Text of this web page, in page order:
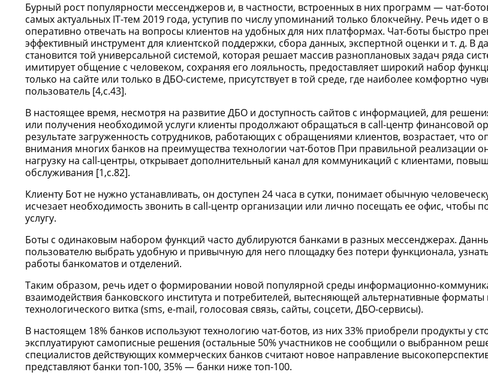
Бурный рост популярности мессенджеров и, в частности, встроенных в них программ — чат-
самых актуальных IT-тем 2019 года, уступив по числу упоминаний только блокчейну. Речь идет
оперативно отвечать на вопросы клиентов на удобных для них платформах. Чат-боты быстро
эффективный инструмент для клиентской поддержки, сбора данных, экспертной оценки и т. д. В
становится той универсальной системой, которая решает массив разноплановых задач ряда
имитирует общение с человеком, сохраняя его лояльность, предоставляет широкий набор
только на сайте или только в ДБО-системе, присутствует в той среде, где наиболее комфортно
пользователь [4,c.43].
В настоящее время, несмотря на развитие ДБО и доступность сайтов с информацией, для
или получения необходимой услуги клиенты продолжают обращаться в call-центр финансовой
результате загруженность сотрудников, работающих с обращениями клиентов, возрастает, что
внимания многих банков на преимущества технологии чат-ботов При правильной реализации
нагрузку на call-центры, открывает дополнительный канал для коммуникаций с клиентами,
обслуживания [1,c.82].
Клиенту Бот не нужно устанавливать, он доступен 24 часа в сутки, понимает обычную
исчезает необходимость звонить в call-центр организации или лично посещать ее офис, чтобы
услугу.
Боты с одинаковым набором функций часто дублируются банками в разных мессенджерах.
пользователю выбрать удобную и привычную для него площадку без потери функционала,
работы банкоматов и отделений.
Таким образом, речь идет о формировании новой популярной среды информационно-
взаимодействия банковского института и потребителей, вытесняющей альтернативные
технологического витка (sms, e-mail, голосовая связь, сайты, соцсети, ДБО-сервисы).
В настоящем 18% банков используют технологию чат-ботов, из них 33% приобрели продукты у
эксплуатируют самописные решения (остальные 50% участников не сообщили о выбранном
специалистов действующих коммерческих банков считают новое направление
представляют банки топ-100, 35% — банки ниже топ-100.